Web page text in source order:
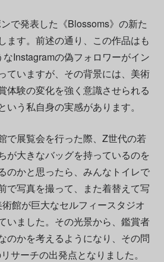
で発表した《Blossoms》の新た
ます。前述の通り、この作品はも
なInstagramの偽フォロワーがイン
ていますが、その背景には、美術
体験の変化を強く意識させられる
う私自身の実感があります。
で展覧会を行った際、Z世代の若
が大きなバッグを持っているのを
のかと思ったら、みんなトイレで
で写真を撮って、また着替えて写
館が巨大なセルフィースタジオ
いました。その光景から、鑑賞者
のかを考えるようになり、その問
サーチの出発点となりました。